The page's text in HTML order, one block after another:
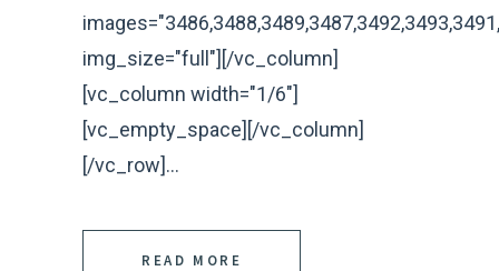
img_size="full"][/vc_column]
[vc_column width="1/6"]
[vc_empty_space][/vc_column]
[/vc_row]...
READ MORE